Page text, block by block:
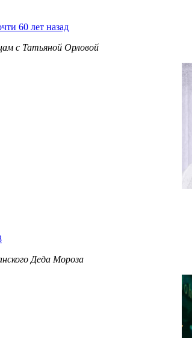
60 лет назад
с Татьяной Орловой
Деда Мороза